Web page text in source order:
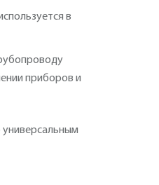
в
приборов и
универсальным